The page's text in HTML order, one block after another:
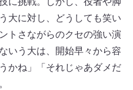
大に対し、どうしても笑い
トさながらのクセの強い演
いう大は、開始早々から容
かね」「それじゃあダメだ